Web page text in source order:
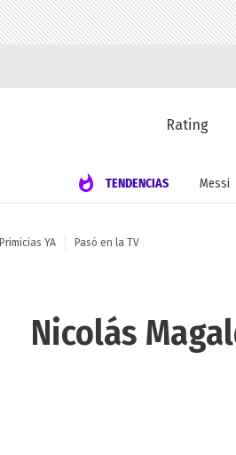
Rating
TENDENCIAS Messi
Primicias YA Pasó en la TV
Nicolás